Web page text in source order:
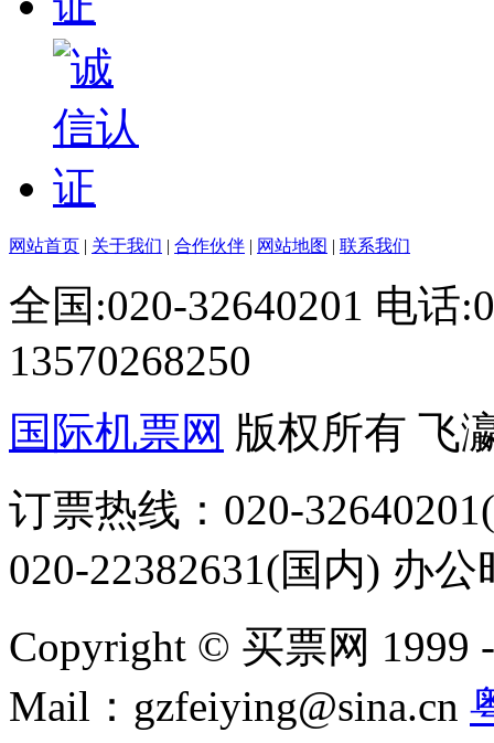
网站首页 | 关于我们 | 合作伙伴 | 网站地图 | 联系我们
全国:020-32640201 电话
13570268250
国际机票网 版权所有 飞
订票热线：020-
020-22382631(国内) 办
Copyright © 买票网 1999
Mail：gzfeiying@sina.cn